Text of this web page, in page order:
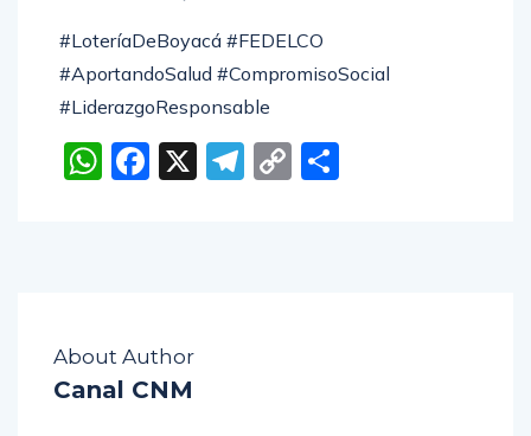
#LoteríaDeBoyacá #FEDELCO
#AportandoSalud #CompromisoSocial
#LiderazgoResponsable
WhatsApp
Facebook
X Telegram
Copy
About Author
Canal CNM